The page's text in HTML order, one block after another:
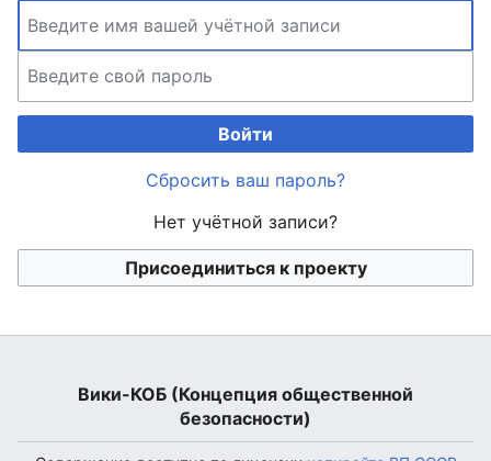
Войти
Сбросить ваш пароль?
Нет учётной записи?
Присоединиться к проекту
Вики-КОБ (Концепция общественной
безопасности)